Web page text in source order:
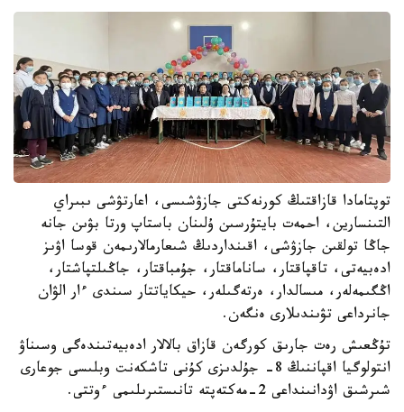
توپتامادا قازاقتىڭ كورنەكتى جازۋشىسى، اعارتۋشى ىبىراي
التىنسارين، احمەت بايتۇرسىن ۇلىنان باستاپ ورتا بۋىن جانە
جاڭا تولقىن جازۋشى، اقىنداردىڭ شىعارمالارىمەن قوسا اۋىز
ادەبيەتى، تاقپاقتار، ساناماقتار، جۇمباقتار، جاڭىلتپاشتار،
اڭگىمەلەر، مىسالدار، ەرتەگىلەر، حيكاياتتار سىندى ءار الۋان
جانرداعى تۋىندىلارى ەنگەن.
تۇڭعىش رەت جارىق كورگەن قازاق بالالار ادەبيەتىندەگى وسىناۋ
انتولوگيا اقپاننىڭ 8- جۇلدىزى كۇنى تاشكەنت وبلىسى جوعارى
شىرشىق اۋدانىنداعى 2-مەكتەپتە تانىستىرىلىمى ءوتتى.